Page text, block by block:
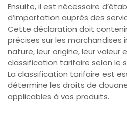
Ensuite, il est nécessaire
d’importation auprès des
Cette déclaration doit
précises sur les marchandises
nature, leur origine, leur valeur
classification tarifaire selon le
La classification tarifaire est
détermine les droits de
applicables à vos produits.